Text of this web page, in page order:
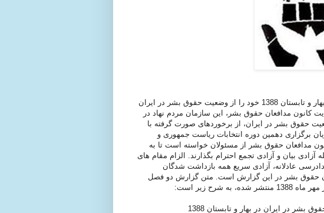
«کانون مدافعان حقوق بشر» گزارش دو فصل بهار و تابستان 1388 خود را از وضعیت حقوق بشر در ایران
کانون مدافعان حقوق بشر، این سازمان مردم نهاد در
حقوق بشر در ایران، از برخوردهای صورت گرفته با
برگزاری دهمین دوره انتخابات ریاست جمهوری و
مدافعان حقوق بشر از مسئولان خواسته است تا به
بيان و آزادی تجمع احترام بگذارند. الزام مقام های
عادلانه، آزادی سریع همه بازداشت شدگان
حقوق بشر در این گزارش است. متن گزارش دو فصل
شرح زیر است:
در ایران در بهار و تابستان 1388